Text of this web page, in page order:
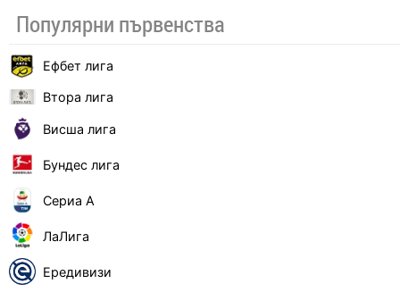
Популярни първенства
Ефбет лига
Втора лига
Висша лига
Бундес лига
Сериа А
ЛаЛига
Ередивизи